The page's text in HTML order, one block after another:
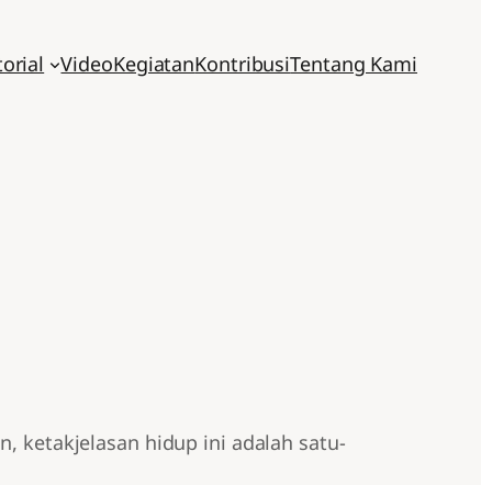
VideoKegiatanKontribusiTentang Kami
ketakjelasan hidup ini adalah satu-